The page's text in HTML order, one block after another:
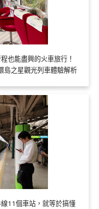
也能盡興的火車旅行！
島之星觀光列車體驗解析
11個車站，就等於搞懂